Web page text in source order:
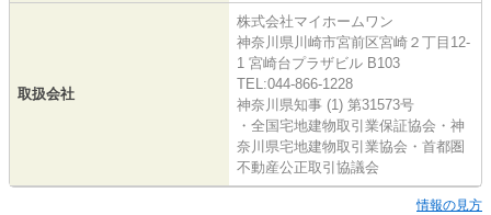
取扱会社
株式会社マイホームワン
神奈川県川崎市宮前区宮崎２丁目12-
1 宮崎台プラザビル B103
TEL:044-866-1228
神奈川県知事 (1) 第31573号
・全国宅地建物取引業保証協会・神
奈川県宅地建物取引業協会・首都圏
不動産公正取引協議会
情報の見方